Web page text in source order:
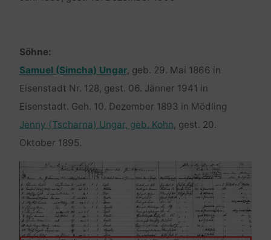
Söhne:
Samuel (Simcha) Ungar, geb. 29. Mai 1866 in
Eisenstadt Nr. 128, gest. 06. Jänner 1941 in
Eisenstadt. Geh. 10. Dezember 1893 in Mödling
Jenny (Tscharna) Ungar, geb. Kohn, gest. 20.
Oktober 1895.